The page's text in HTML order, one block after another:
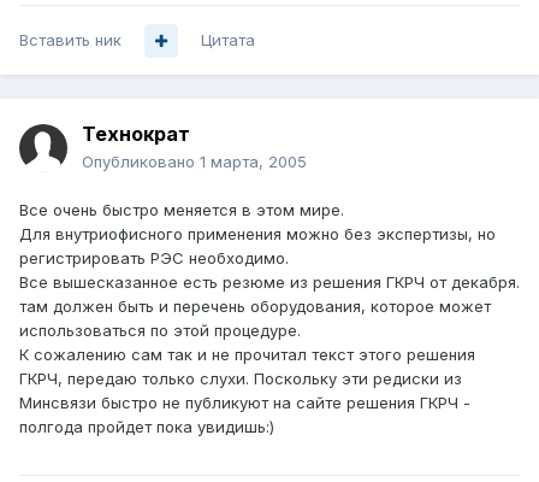
Вставить ник Цитата
Технократ
Опубликовано 1 марта, 2005
Все очень быстро меняется в этом мире.
Для внутриофисного применения можно без экспертизы, но
регистрировать РЭС необходимо.
Все вышесказанное есть резюме из решения ГКРЧ от декабря.
там должен быть и перечень оборудования, которое может
использоваться по этой процедуре.
К сожалению сам так и не прочитал текст этого решения
ГКРЧ, передаю только слухи. Поскольку эти редиски из
Минсвязи быстро не публикуют на сайте решения ГКРЧ -
полгода пройдет пока увидишь:)